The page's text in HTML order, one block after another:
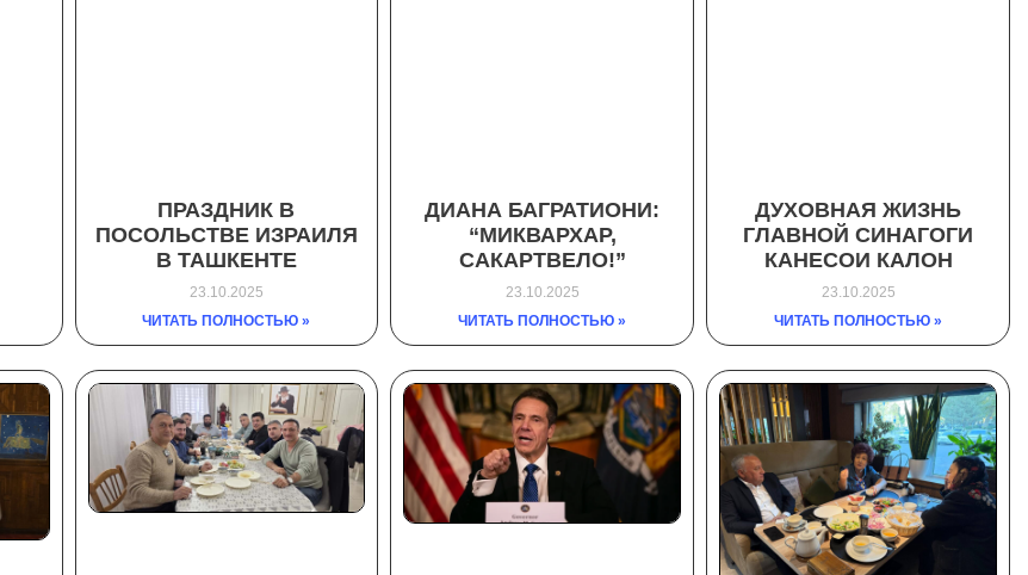
ПРАЗДНИК В
ПОСОЛЬСТВЕ ИЗРАИЛЯ
В ТАШКЕНТЕ
23.10.2025
ЧИТАТЬ ПОЛНОСТЬЮ »
ДИАНА БАГРАТИОНИ:
“МИКВАРХАР,
САКАРТВЕЛО!”
23.10.2025
ЧИТАТЬ ПОЛНОСТЬЮ »
ДУХОВНАЯ ЖИЗНЬ
ГЛАВНОЙ СИНАГОГИ
КАНЕСОИ КАЛОН
23.10.2025
ЧИТАТЬ ПОЛНОСТЬЮ »